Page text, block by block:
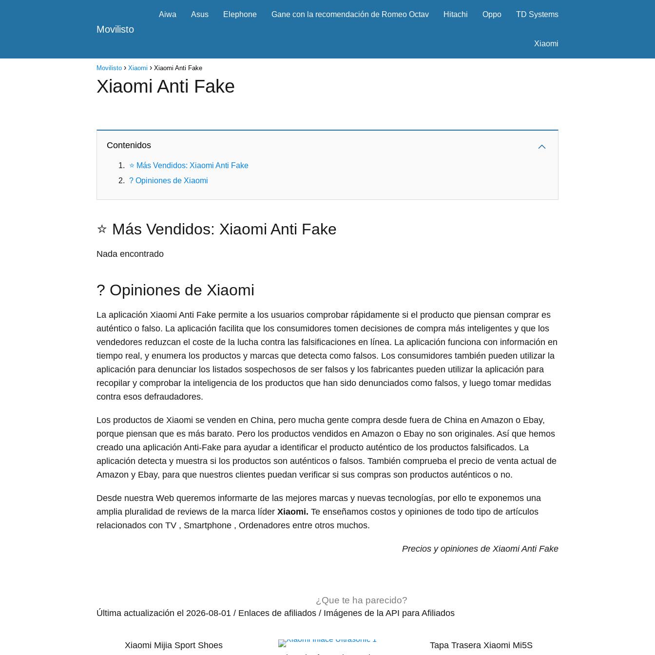
Movilisto
Aiwa Asus Elephone Gane con la recomendación de Romeo Octav Hitachi Oppo TD Systems
Xiaomi
Movilisto Xiaomi Xiaomi Anti Fake
Xiaomi Anti Fake
Contenidos
⭐ Más Vendidos: Xiaomi Anti Fake
? Opiniones de Xiaomi
⭐ Más Vendidos: Xiaomi Anti Fake
Nada encontrado
? Opiniones de Xiaomi
La aplicación Xiaomi Anti Fake permite a los usuarios comprobar rápidamente si el producto que piensan comprar es
auténtico o falso. La aplicación facilita que los consumidores tomen decisiones de compra más inteligentes y que los
vendedores reduzcan el coste de la lucha contra las falsificaciones en línea. La aplicación funciona con información en
tiempo real, y enumera los productos y marcas que detecta como falsos. Los consumidores también pueden utilizar la
aplicación para denunciar los listados sospechosos de ser falsos y los fabricantes pueden utilizar la aplicación para
recopilar y comprobar la inteligencia de los productos que han sido denunciados como falsos, y luego tomar medidas
contra esos defraudadores.
Los productos de Xiaomi se venden en China, pero mucha gente compra desde fuera de China en Amazon o Ebay,
porque piensan que es más barato. Pero los productos vendidos en Amazon o Ebay no son originales. Así que hemos
creado una aplicación Anti-Fake para ayudar a identificar el producto auténtico de los productos falsificados. La
aplicación detecta y muestra si los productos son auténticos o falsos. También comprueba el precio de venta actual de
Amazon y Ebay, para que nuestros clientes puedan verificar si sus compras son productos auténticos o no.
Desde nuestra Web queremos informarte de las mejores marcas y nuevas tecnologías, por ello te exponemos una
amplia pluralidad de reviews de la marca líder Xiaomi. Te enseñamos costos y opiniones de todo tipo de artículos
relacionados con TV , Smartphone , Ordenadores entre otros muchos.
Precios y opiniones de Xiaomi Anti Fake
¿Que te ha parecido?
Última actualización el 2026-08-01 / Enlaces de afiliados / Imágenes de la API para Afiliados
Xiaomi Mijia Sport Shoes
Tapa Trasera Xiaomi Mi5S